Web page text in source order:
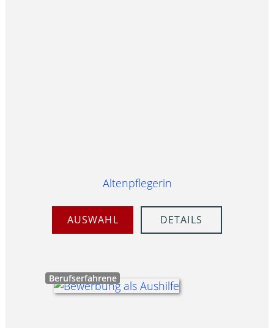
Altenpflegerin
AUSWAHL DETAILS
Berufserfahrene